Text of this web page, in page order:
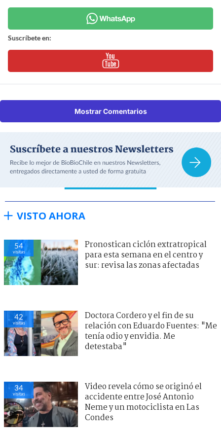
Suscríbete en:
Mostrar Comentarios
VISTO AHORA
54
visitas
Pronostican ciclón extratropical
para esta semana en el centro y
sur: revisa las zonas afectadas
42
visitas
Doctora Cordero y el fin de su
relación con Eduardo Fuentes: "Me
tenía odio y envidia. Me
detestaba"
34
visitas
Video revela cómo se originó el
accidente entre José Antonio
Neme y un motociclista en Las
Condes